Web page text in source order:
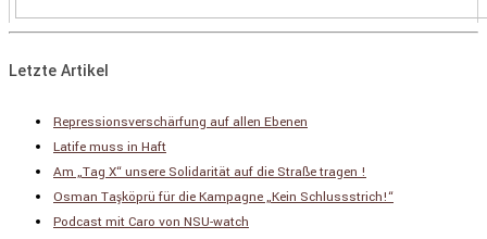
Letzte Artikel
Repressionsverschärfung auf allen Ebenen
Latife muss in Haft
Am „Tag X“ unsere Solidarität auf die Straße tragen !
Osman Taşköprü für die Kampagne „Kein Schlussstrich!“
Podcast mit Caro von NSU-watch